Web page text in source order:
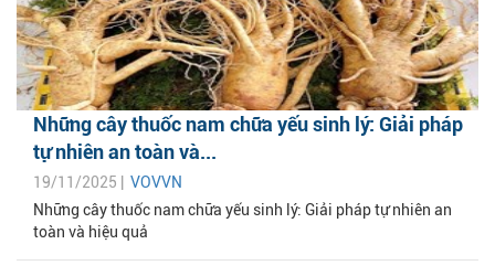
Những cây thuốc nam chữa yếu sinh lý: Giải pháp
tự nhiên an toàn và...
19/11/2025 | VOVVN
Những cây thuốc nam chữa yếu sinh lý: Giải pháp tự nhiên an
toàn và hiệu quả